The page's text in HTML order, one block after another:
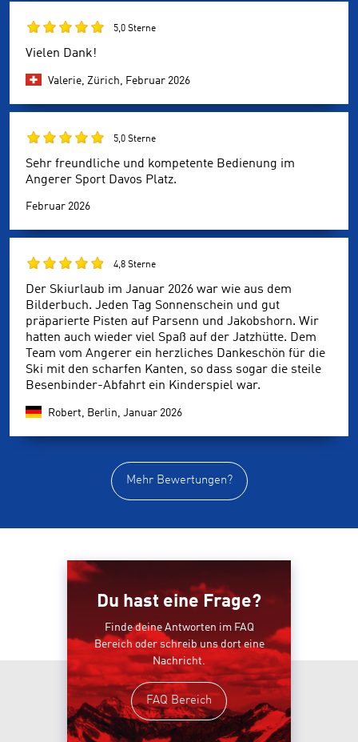
5,0 Sterne
Vielen Dank!
Valerie, Zürich, Februar 2026
5,0 Sterne
Sehr freundliche und kompetente Bedienung im
Angerer Sport Davos Platz.
Februar 2026
4,8 Sterne
Der Skiurlaub im Januar 2026 war wie aus dem
Bilderbuch. Jeden Tag Sonnenschein und gut
präparierte Pisten auf Parsenn und Jakobshorn. Wir
hatten auch wieder viel Spaß auf der Jatzhütte. Dem
Team vom Angerer ein herzliches Dankeschön für die
Ski mit den scharfen Kanten, so dass sogar die steile
Besenbinder-Abfahrt ein Kinderspiel war.
Robert, Berlin, Januar 2026
Mehr Bewertungen?
Du hast eine Frage?
Finde deine Antworten im FAQ
Bereich oder schreib uns dort eine
Nachricht.
FAQ Bereich